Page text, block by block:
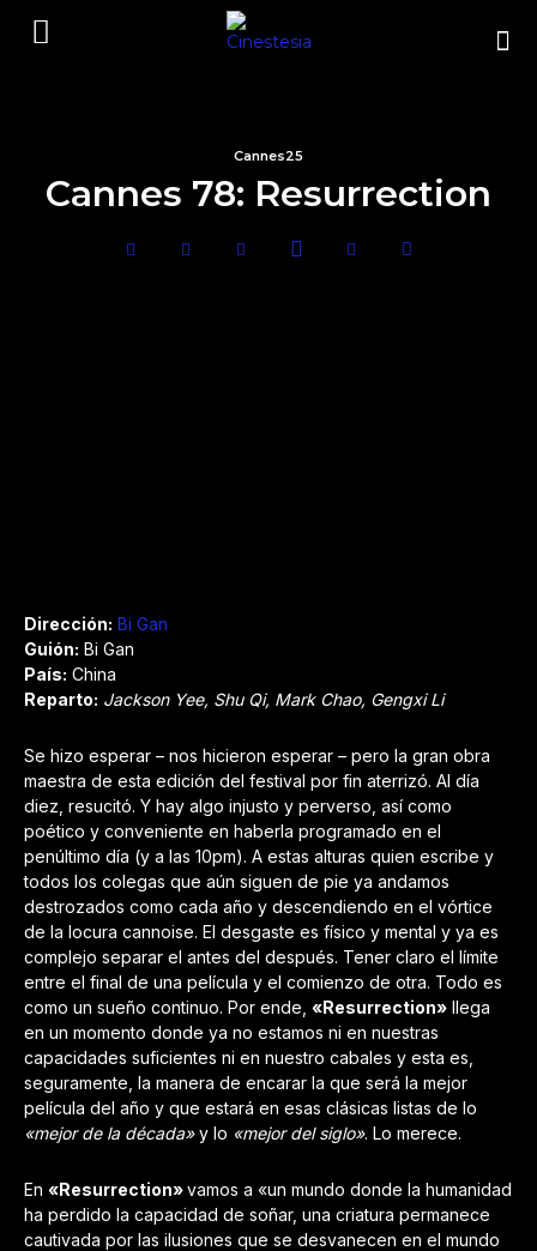
Cannes25
Cannes 78: Resurrection
Dirección: Bi Gan
Guión: Bi Gan
País: China
Reparto: Jackson Yee, Shu Qi, Mark Chao, Gengxi Li
Se hizo esperar – nos hicieron esperar – pero la gran obra
maestra de esta edición del festival por fin aterrizó. Al día
diez, resucitó. Y hay algo injusto y perverso, así como
poético y conveniente en haberla programado en el
penúltimo día (y a las 10pm). A estas alturas quien escribe y
todos los colegas que aún siguen de pie ya andamos
destrozados como cada año y descendiendo en el vórtice
de la locura cannoise. El desgaste es físico y mental y ya es
complejo separar el antes del después. Tener claro el límite
entre el final de una película y el comienzo de otra. Todo es
como un sueño continuo. Por ende, «Resurrection» llega
en un momento donde ya no estamos ni en nuestras
capacidades suficientes ni en nuestro cabales y esta es,
seguramente, la manera de encarar la que será la mejor
película del año y que estará en esas clásicas listas de lo
«mejor de la década»y lo «mejor del siglo». Lo merece.
En «Resurrection»vamos a «un mundo donde la humanidad
ha perdido la capacidad de soñar, una criatura permanece
cautivada por las ilusiones que se desvanecen en el mundo